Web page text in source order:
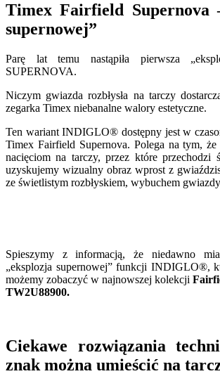
Timex Fairfield Supernova
supernowej”
Parę lat temu nastąpiła pierwsza
SUPERNOVA.
Niczym gwiazda rozbłysła na tarczy
zegarka Timex niebanalne walory estetyczne.
Ten wariant INDIGLO® dostępny jest w
Timex Fairfield Supernova. Polega na tym,
nacięciom na tarczy, przez które
uzyskujemy wizualny obraz wprost z
ze świetlistym rozbłyskiem, wybuchem
Spieszymy z informacją, że niedawno
„eksplozja supernowej” funkcji INDIGLO®,
możemy zobaczyć w najnowszej kolekcji
TW2U88900.
Ciekawe rozwiązania
znak można umieścić na